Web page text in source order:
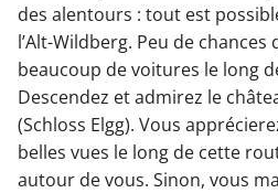
des alentours : tout est
l’Alt-Wildberg. Peu de chances
beaucoup de voitures le long
Descendez et admirez le
(Schloss Elgg). Vous
belles vues le long de cette
autour de vous. Sinon, vous